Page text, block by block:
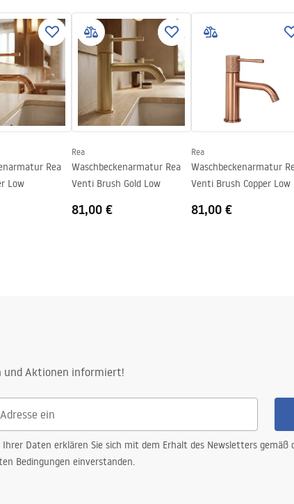
Rea
Low
Rea
Waschbeckenarmatur Rea
Venti Brush Gold Low
81,00 €
Rea
Waschbeckenarmatur
Venti Brush Copper Low
81,00 €
und Aktionen informiert!
Daten erklären Sie sich mit dem Erhalt des Newsletters gemäß
Bedingungen einverstanden.